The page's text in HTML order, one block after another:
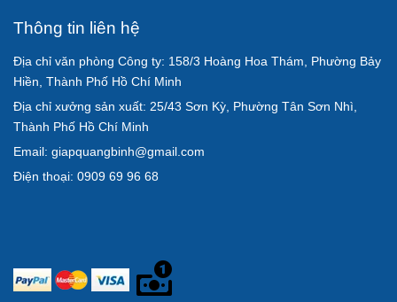
Thông tin liên hệ
Địa chỉ văn phòng Công ty: 158/3 Hoàng Hoa Thám, Phường Bảy
Hiền, Thành Phố Hồ Chí Minh
Địa chỉ xưởng sản xuất: 25/43 Sơn Kỳ, Phường Tân Sơn Nhì,
Thành Phố Hồ Chí Minh
Email: giapquangbinh@gmail.com
Điện thoại: 0909 69 96 68